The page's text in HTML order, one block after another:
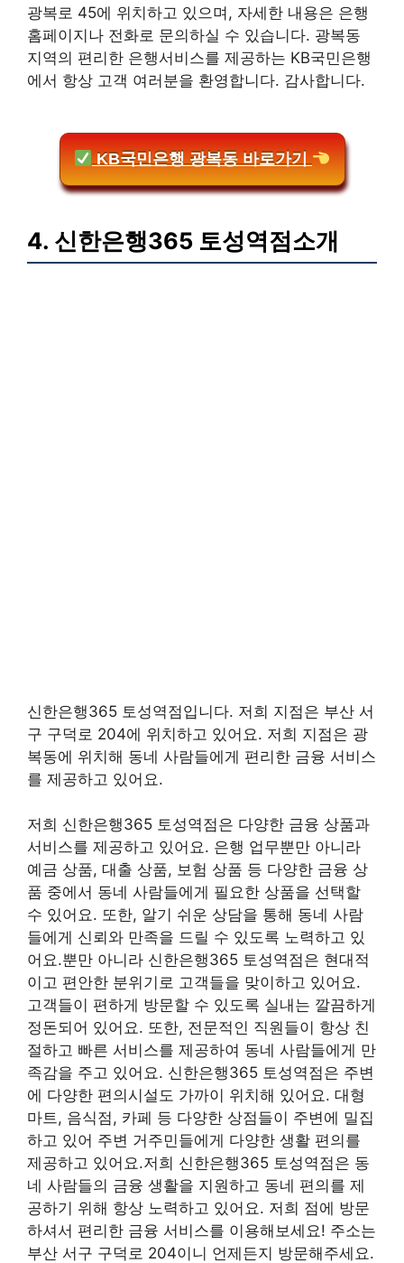
광복로 45에 위치하고 있으며, 자세한 내용은 은행
홈페이지나 전화로 문의하실 수 있습니다. 광복동
지역의 편리한 은행서비스를 제공하는 KB국민은행
에서 항상 고객 여러분을 환영합니다. 감사합니다.
KB국민은행 광복동 바로가기
4. 신한은행365 토성역점소개
신한은행365 토성역점입니다. 저희 지점은 부산 서
구 구덕로 204에 위치하고 있어요. 저희 지점은 광
복동에 위치해 동네 사람들에게 편리한 금융 서비스
를 제공하고 있어요.
저희 신한은행365 토성역점은 다양한 금융 상품과
서비스를 제공하고 있어요. 은행 업무뿐만 아니라
예금 상품, 대출 상품, 보험 상품 등 다양한 금융 상
품 중에서 동네 사람들에게 필요한 상품을 선택할
수 있어요. 또한, 알기 쉬운 상담을 통해 동네 사람
들에게 신뢰와 만족을 드릴 수 있도록 노력하고 있
어요.뿐만 아니라 신한은행365 토성역점은 현대적
이고 편안한 분위기로 고객들을 맞이하고 있어요.
고객들이 편하게 방문할 수 있도록 실내는 깔끔하게
정돈되어 있어요. 또한, 전문적인 직원들이 항상 친
절하고 빠른 서비스를 제공하여 동네 사람들에게 만
족감을 주고 있어요. 신한은행365 토성역점은 주변
에 다양한 편의시설도 가까이 위치해 있어요. 대형
마트, 음식점, 카페 등 다양한 상점들이 주변에 밀집
하고 있어 주변 거주민들에게 다양한 생활 편의를
제공하고 있어요.저희 신한은행365 토성역점은 동
네 사람들의 금융 생활을 지원하고 동네 편의를 제
공하기 위해 항상 노력하고 있어요. 저희 점에 방문
하셔서 편리한 금융 서비스를 이용해보세요! 주소는
부산 서구 구덕로 204이니 언제든지 방문해주세요.